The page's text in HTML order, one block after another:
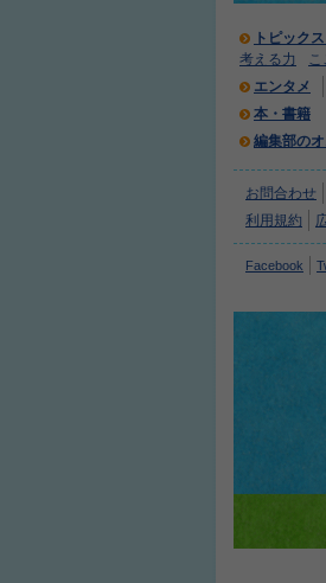
トピック
考える力
こ
エンタメ
本・書籍
編集部の
お問合わせ
利用規約
Facebook